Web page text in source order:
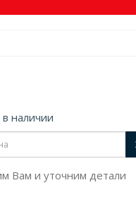
наличии
Вам и уточним детали